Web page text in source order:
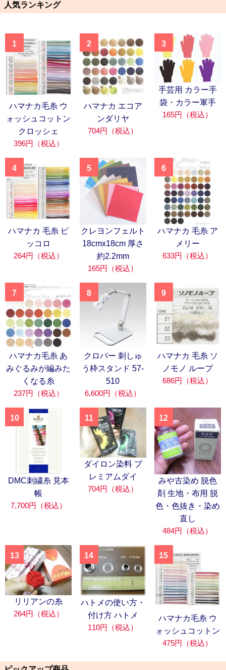
人気ランキング
1
ハマナカ毛糸 ウ
ォッシュコットン
クロッシェ
396円（税込）
2
ハマナカ エコア
ンダリヤ
704円（税込）
3
手芸用 カラー手
袋・カラー軍手
165円（税込）
4
ハマナカ 毛糸 ピ
ッコロ
264円（税込）
5
クレヨンフェルト
18cmx18cm 厚さ
約2.2mm
165円（税込）
6
ハマナカ 毛糸 ア
メリー
633円（税込）
7
ハマナカ毛糸 あ
みぐるみが編みた
くなる糸
237円（税込）
8
クロバー 刺しゅ
う枠スタンド 57-
510
6,600円（税込）
9
ハマナカ 毛糸 ソ
ノモノ ループ
686円（税込）
10
DMC刺繍糸 見本
帳
7,700円（税込）
11
ダイロン染料 プ
レミアムダイ
704円（税込）
12
みや古染め 脱色
剤 生地・布用 脱
色・色抜き・染め
直し
484円（税込）
13
リリアンの糸
264円（税込）
14
ハトメの使い方・
付け方 ハトメ
110円（税込）
15
ハマナカ毛糸 ウ
ォッシュコットン
475円（税込）